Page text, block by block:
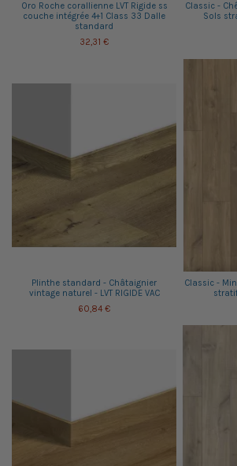
Oro Roche corallienne LVT Rigide ss
couche intégrée 4+1 Class 33 Dalle
standard
32,31 €
Classic -
Sols
Plinthe standard - Châtaignier
vintage naturel - LVT RIGIDE VAC
60,84 €
Classic -